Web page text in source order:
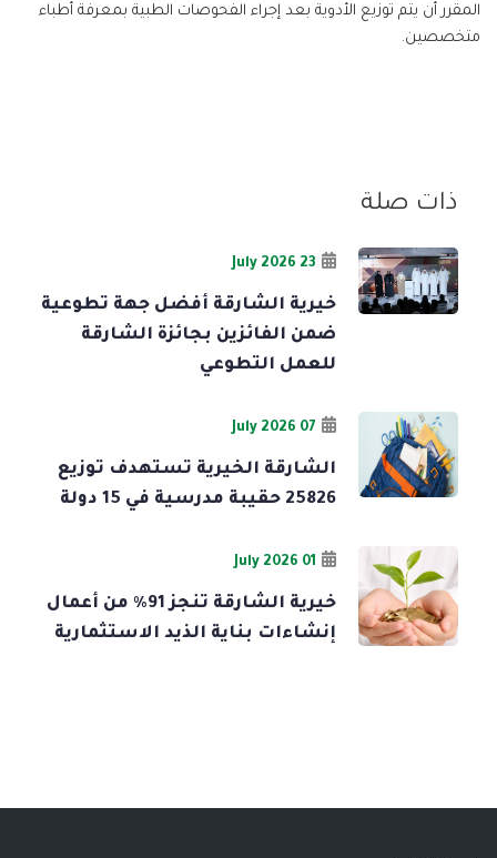
المقرر أن يتم توزيع الأدوية بعد إجراء الفحوصات الطبية بمعرفة أطباء
متخصصين.
ذات صلة
23 July 2026
خيرية الشارقة أفضل جهة تطوعية
ضمن الفائزين بجائزة الشارقة
للعمل التطوعي
07 July 2026
الشارقة الخيرية تستهدف توزيع
25826 حقيبة مدرسية في 15 دولة
01 July 2026
خيرية الشارقة تنجز 91% من أعمال
إنشاءات بناية الذيد الاستثمارية